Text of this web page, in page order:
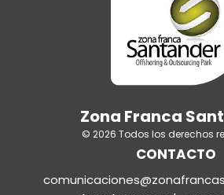
Zona Franca
© 2026 Todos los derechos
CONTACTO